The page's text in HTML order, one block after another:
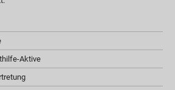
Aktive